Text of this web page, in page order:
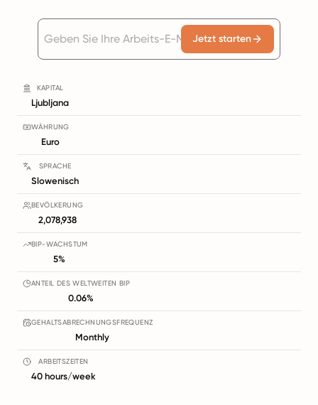
Jetzt starten
KAPITAL
Ljubljana
WÄHRUNG
Euro
SPRACHE
Slowenisch
BEVÖLKERUNG
2,078,938
BIP-WACHSTUM
5%
ANTEIL DES WELTWEITEN BIP
0.06%
GEHALTSABRECHNUNGSFREQUENZ
Monthly
ARBEITSZEITEN
40 hours/week